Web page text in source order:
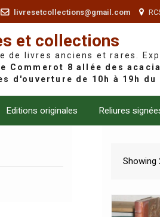
livresetcollections@gmail.com
et collections
de livres anciens et rares.
Editions originales Reliures
Showing